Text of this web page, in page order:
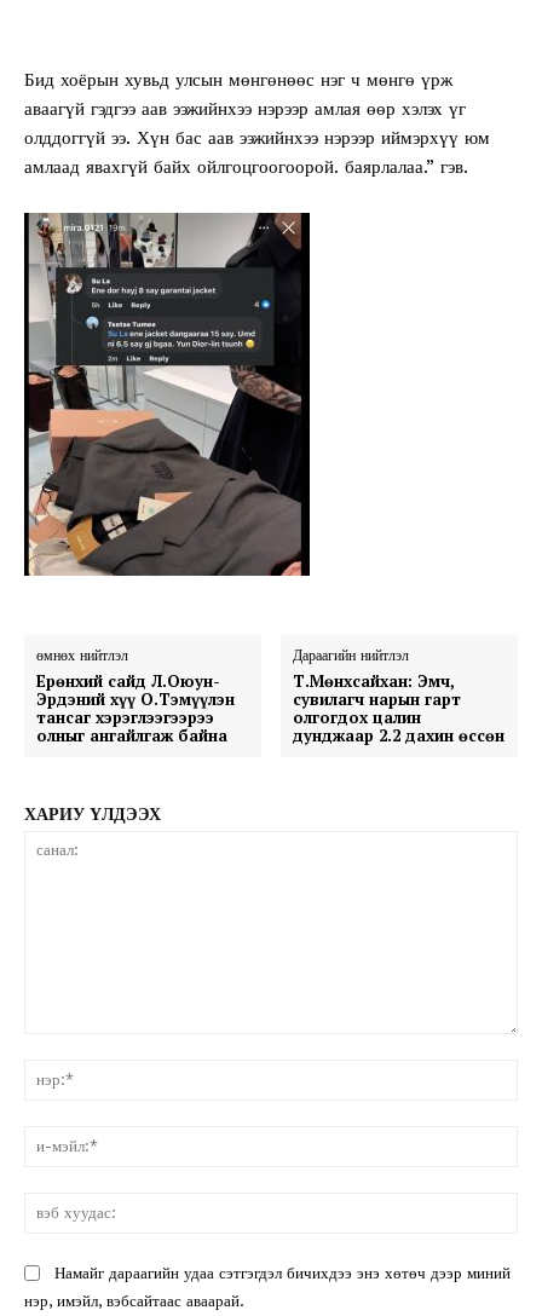
Бид хоёрын хувьд улсын мөнгөнөөс нэг ч мөнгө үрж
аваагүй гэдгээ аав ээжийнхээ нэрээр амлая өөр хэлэх үг
олддоггүй ээ. Хүн бас аав ээжийнхээ нэрээр иймэрхүү юм
амлаад явахгүй байх ойлгоцгоогоорой. баярлалаа.” гэв.
өмнөх нийтлэл
Ерөнхий сайд Л.Оюун-
Эрдэний хүү О.Тэмүүлэн
тансаг хэрэглээгээрээ
олныг ангайлгаж байна
Дараагийн нийтлэл
Т.Мөнхсайхан: Эмч,
сувилагч нарын гарт
олгогдох цалин
дунджаар 2.2 дахин өссөн
ХАРИУ ҮЛДЭЭХ
Намайг дараагийн удаа сэтгэгдэл бичихдээ энэ хөтөч дээр миний
нэр, имэйл, вэбсайтаас аваарай.